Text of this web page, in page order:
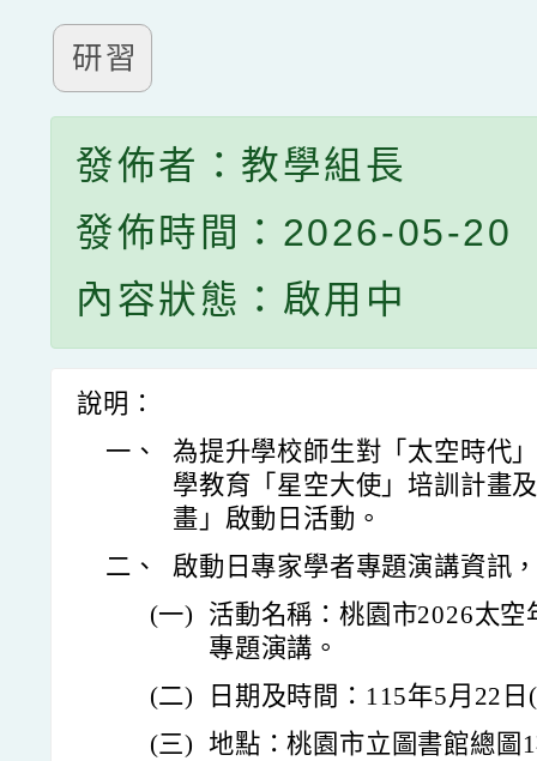
研習
發佈者：教學組長
發佈時間：2026-05-20
內容狀態：啟用中
說明：
一、
為提升學校師生對「太空時代
學教育「星空大使」培訓計畫
畫」啟動日活動。
二、
啟動日專家學者專題演講資訊
(一)
活動名稱：桃園市2026太
專題演講。
(二)
日期及時間：115年5月22
(三) 地點：桃園市立圖書館總圖